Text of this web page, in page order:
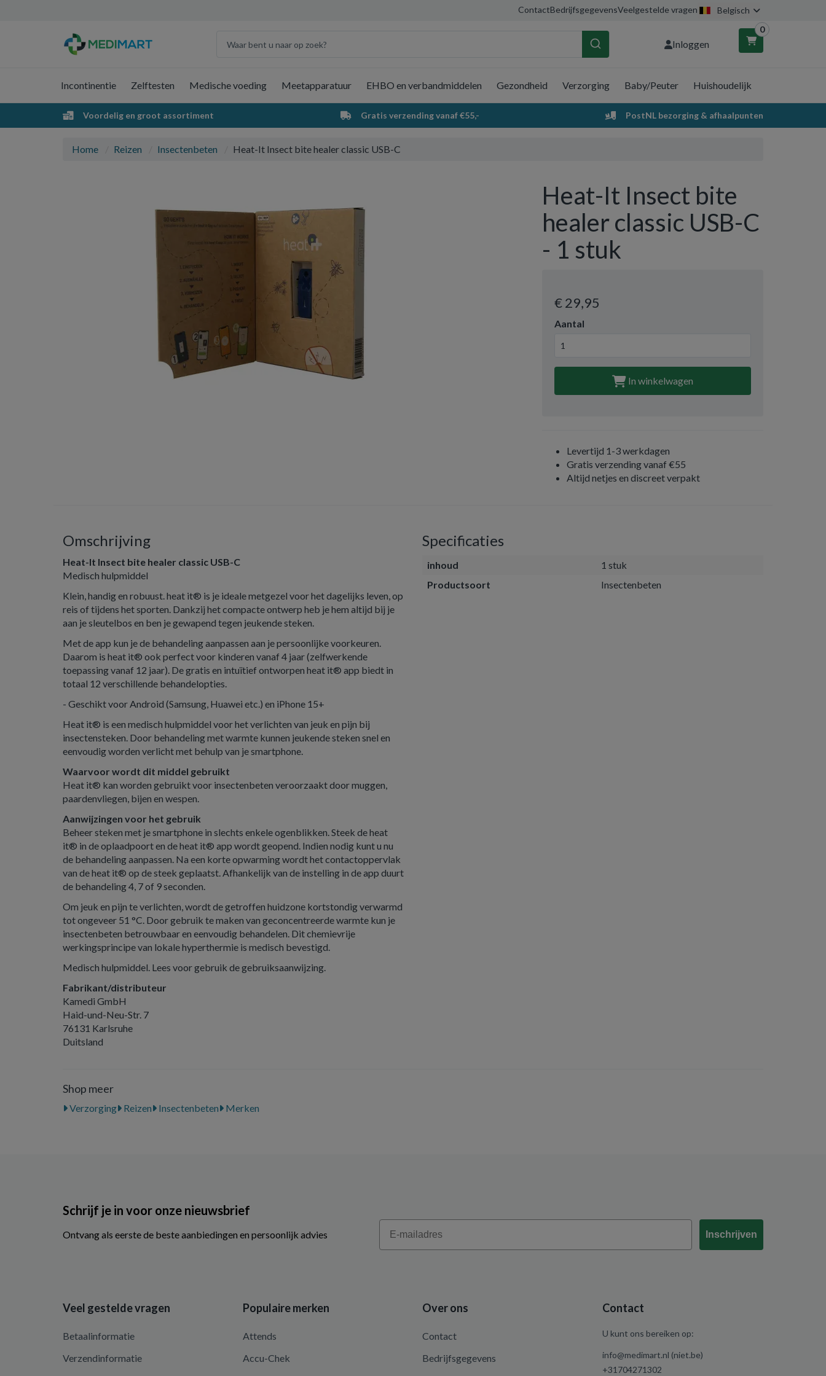
ContactBedrijfsgegevensVeelgestelde vragen Belgisch
Inloggen
0
Winkelwagen
Incontinentie Zelftesten Medische voeding Meetapparatuur EHBO en verbandmiddelen Gezondheid Verzorging Baby/Peuter Huishoudelijk
Voordelig en groot assortiment Gratis verzending vanaf €55,- PostNL bezorging & afhaalpunten
Home Reizen Insectenbeten Heat-It Insect bite healer classic USB-C
Heat-It Insect bite
healer classic USB-C
- 1 stuk
€ 29,95
Aantal
In winkelwagen
Levertijd 1-3 werkdagen
Gratis verzending vanaf €55
Altijd netjes en discreet verpakt
Omschrijving
Heat-It Insect bite healer classic USB-C
Medisch hulpmiddel
Klein, handig en robuust. heat it® is je ideale metgezel voor het dagelijks leven, op
reis of tijdens het sporten. Dankzij het compacte ontwerp heb je hem altijd bij je
aan je sleutelbos en ben je gewapend tegen jeukende steken.
Met de app kun je de behandeling aanpassen aan je persoonlijke voorkeuren.
Daarom is heat it® ook perfect voor kinderen vanaf 4 jaar (zelfwerkende
toepassing vanaf 12 jaar). De gratis en intuïtief ontworpen heat it® app biedt in
totaal 12 verschillende behandelopties.
- Geschikt voor Android (Samsung, Huawei etc.) en iPhone 15+
Heat it® is een medisch hulpmiddel voor het verlichten van jeuk en pijn bij
insectensteken. Door behandeling met warmte kunnen jeukende steken snel en
eenvoudig worden verlicht met behulp van je smartphone.
Waarvoor wordt dit middel gebruikt
Heat it® kan worden gebruikt voor insectenbeten veroorzaakt door muggen,
paardenvliegen, bijen en wespen.
Aanwijzingen voor het gebruik
Beheer steken met je smartphone in slechts enkele ogenblikken. Steek de heat
it® in de oplaadpoort en de heat it® app wordt geopend. Indien nodig kunt u nu
de behandeling aanpassen. Na een korte opwarming wordt het contactoppervlak
van de heat it® op de steek geplaatst. Afhankelijk van de instelling in de app duurt
de behandeling 4, 7 of 9 seconden.
Om jeuk en pijn te verlichten, wordt de getroffen huidzone kortstondig verwarmd
tot ongeveer 51 °C. Door gebruik te maken van geconcentreerde warmte kun je
insectenbeten betrouwbaar en eenvoudig behandelen. Dit chemievrije
werkingsprincipe van lokale hyperthermie is medisch bevestigd.
Medisch hulpmiddel. Lees voor gebruik de gebruiksaanwijzing.
Fabrikant/distributeur
Kamedi GmbH
Haid-und-Neu-Str. 7
76131 Karlsruhe
Duitsland
Specificaties
inhoud
1 stuk
Productsoort
Insectenbeten
Shop meer
Verzorging Reizen Insectenbeten Merken
Schrijf je in voor onze nieuwsbrief
Ontvang als eerste de beste aanbiedingen en persoonlijk advies
Email
Inschrijven
Veel gestelde vragen
Betaalinformatie
Verzendinformatie
Populaire merken
Attends
Accu-Chek
Over ons
Contact
Bedrijfsgegevens
Contact
U kunt ons bereiken op:
info@medimart.nl (niet.be)
+31704271302